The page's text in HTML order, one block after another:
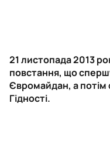
21 листопада 2013
повстання, що
Євромайдан, а потім
Гідності.